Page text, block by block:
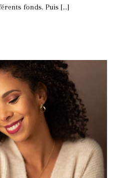
fonds. Puis […]